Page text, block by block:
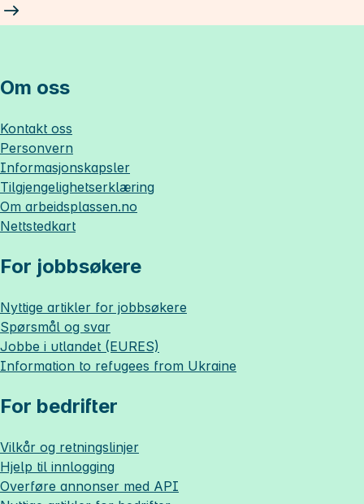
Om oss
Kontakt oss
Personvern
Informasjonskapsler
Tilgjengelighetserklæring
Om arbeidsplassen.no
Nettstedkart
For jobbsøkere
Nyttige artikler for jobbsøkere
Spørsmål og svar
Jobbe i utlandet (EURES)
Information to refugees from Ukraine
For bedrifter
Vilkår og retningslinjer
Hjelp til innlogging
Overføre annonser med API